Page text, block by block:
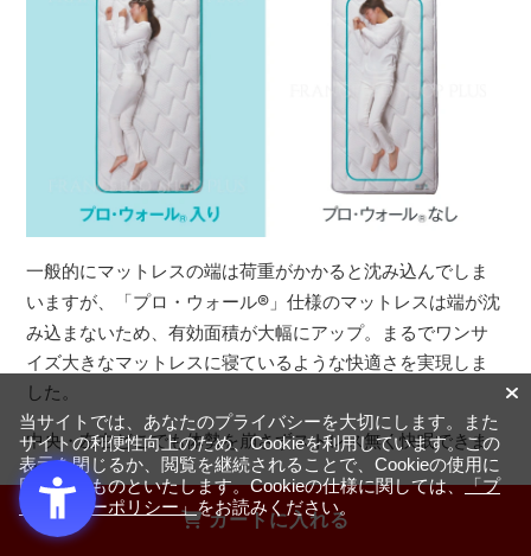
カートに入れる
一般的にマットレスの端は荷重がかかると沈み込んでしま
いますが、「プロ・ウォール® 」仕様のマットレスは端が沈
み込まないため、有効面積が大幅にアップ。まるでワンサ
イズ大きなマットレスに寝ているような快適さを実現しま
した。
中央・左右どこでも体勢を崩さずストレス無く快眠できま
す。
当サイトでは、あなたのプライバシーを大切にします。また
サイトの利便性向上のため、Cookieを利用しています。この
表示を閉じるか、閲覧を継続されることで、Cookieの使用に
同意するものといたします。Cookieの仕様に関しては、「プ
ライバシーポリシー」をお読みください。